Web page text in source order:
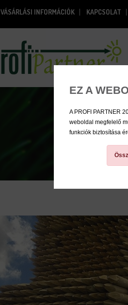
EZ A
A PROFI PARTNER
weboldal megfelelő
funkciók biztosítása
VÁSÁRLÁSI INFORMÁCIÓK KAPCSOLAT